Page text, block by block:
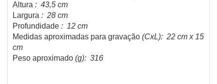
Altura : 43,5 cm
Largura : 28 cm
Profundidade : 12 cm
Medidas aproximadas para gravação (CxL): 22 cm x 15
cm
Peso aproximado (g): 316